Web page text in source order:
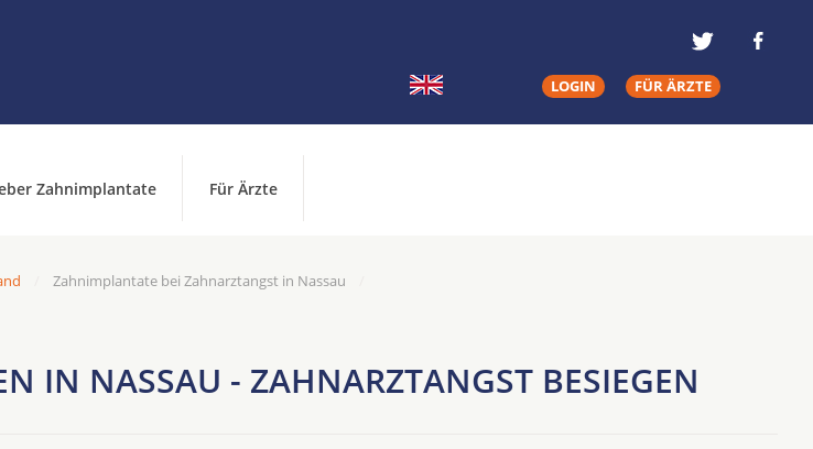
LOGIN FÜR ÄRZTE
Zahnimplantate Für Ärzte
Zahnimplantate bei Zahnarztangst in Nassau
IN NASSAU - ZAHNARZTANGST BESIEGEN